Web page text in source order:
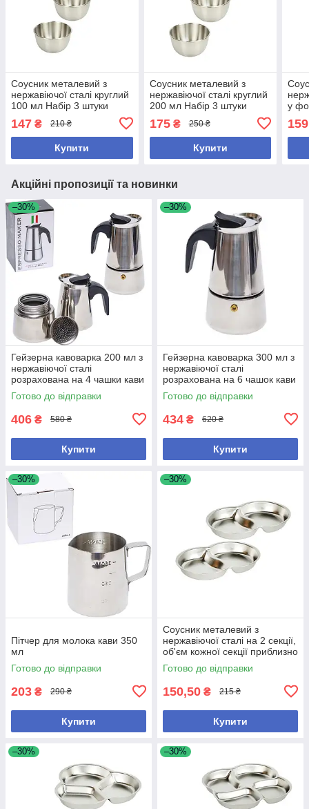
Соусник металевий з
нержавіючої сталі круглий
100 мл Набір 3 штуки
147 ₴ 210 ₴
Купити
Соусник металевий з
нержавіючої сталі круглий
200 мл Набір 3 штуки
175₴ 250 ₴
Купити
у
Акційні пропозиції та новинки
–30%
Гейзерна кавоварка 200 мл з
нержавіючої сталі
розрахована на 4 чашки кави
(еспресо)
Готово до відправки
406 ₴ 580 ₴
Купити
–30%
Гейзерна кавоварка 300 мл з
нержавіючої сталі
розрахована на 6 чашок кави
(еспресо)
Готово до відправки
434 ₴ 620 ₴
Купити
–30%
Пітчер для молока кави 350
мл
Готово до відправки
203 ₴ 290 ₴
Купити
–30%
Соусник металевий з
нержавіючої сталі на 2 секції,
об'єм кожної секції приблизно
50 мл Набір 2 штуки
Готово до відправки
150,50 ₴ 215 ₴
Купити
–30% –30%